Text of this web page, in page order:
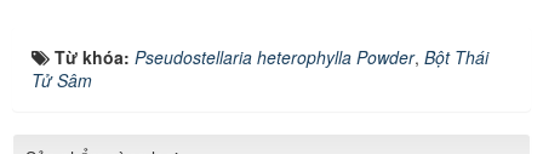
Từ khóa: Pseudostellaria heterophylla Powder, Bột Thái
Tử Sâm